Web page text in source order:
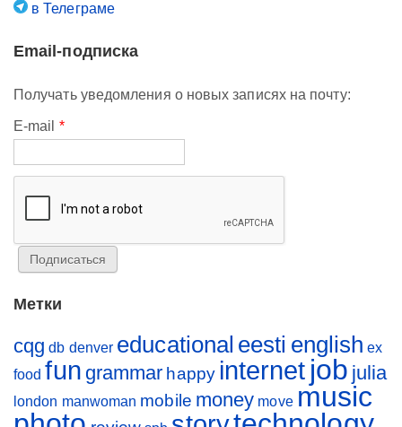
в Телеграме
Email-подписка
Получать уведомления о новых записях на почту:
E-mail *
Метки
cqg db denver educational eesti english ex
food fun grammar happy internet job julia
london manwoman mobile money move music